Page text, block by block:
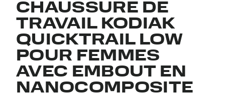
CHAUSSURE DE
TRAVAIL KODIAK
QUICKTRAIL LOW
POUR FEMMES
AVEC EMBOUT EN
NANOCOMPOSITE